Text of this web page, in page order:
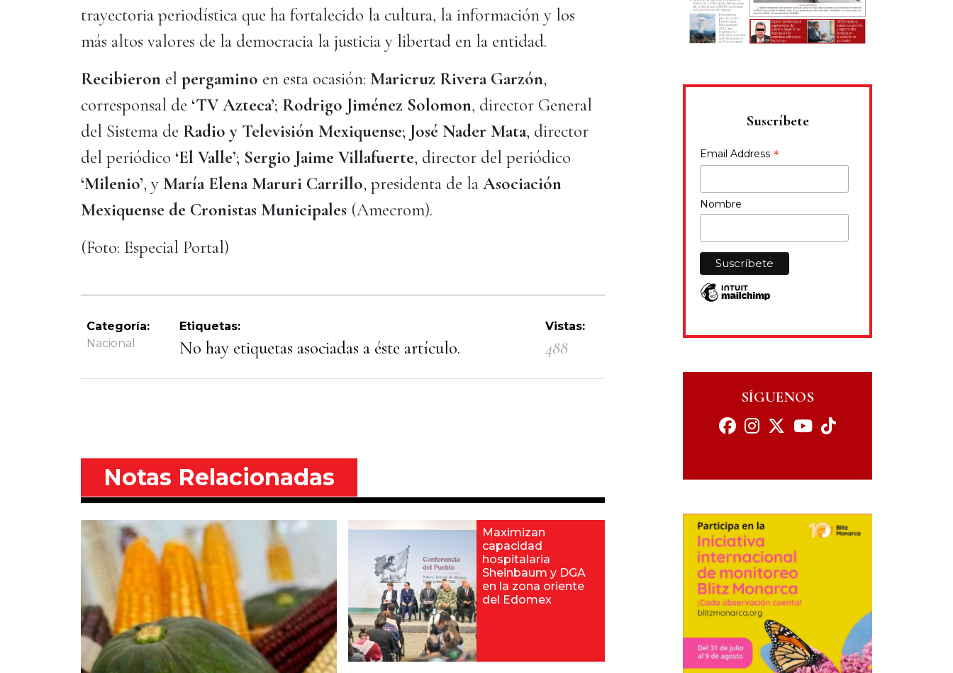
trayectoria periodística que ha fortalecido la cultura, la información y los
más altos valores de la democracia la justicia y libertad en la entidad.
Recibieron el pergamino en esta ocasión: Maricruz Rivera Garzón,
corresponsal de ‘TV Azteca’; Rodrigo Jiménez Solomon, director General
del Sistema de Radio y Televisión Mexiquense; José Nader Mata, director
del periódico ‘El Valle’; Sergio Jaime Villafuerte, director del periódico
‘Milenio’, y María Elena Maruri Carrillo, presidenta de la Asociación
Mexiquense de Cronistas Municipales (Amecrom).
(Foto: Especial Portal)
Categoría:
Nacional
Etiquetas:
No hay etiquetas asociadas a éste artículo.
Vistas:
488
Notas Relacionadas
Maximizan
capacidad
hospitalaria
Sheinbaum y DGA
en la zona oriente
del Edomex
Suscríbete
Email Address *
Nombre
SÍGUENOS